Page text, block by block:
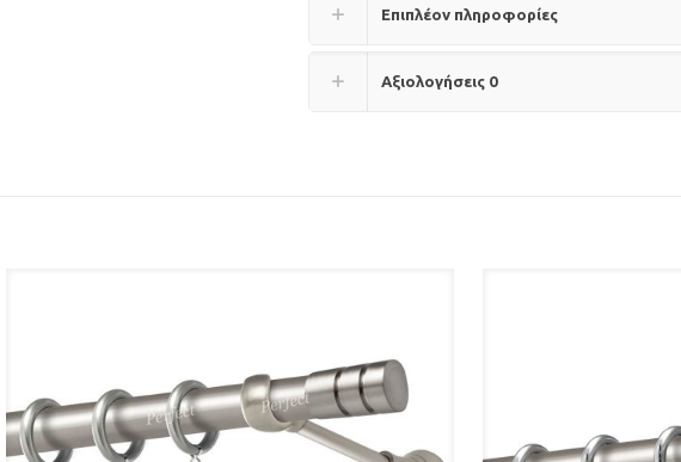
Επιπλέον πληροφορίες
Αξιολογήσεις 0